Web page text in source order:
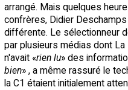
arrangé. Mais quelques
confrères, Didier
différente. Le sélectionneur
par plusieurs médias dont La
n'avait «rien lu» des
bien» , a même rassuré le
la C1 étaient initialement